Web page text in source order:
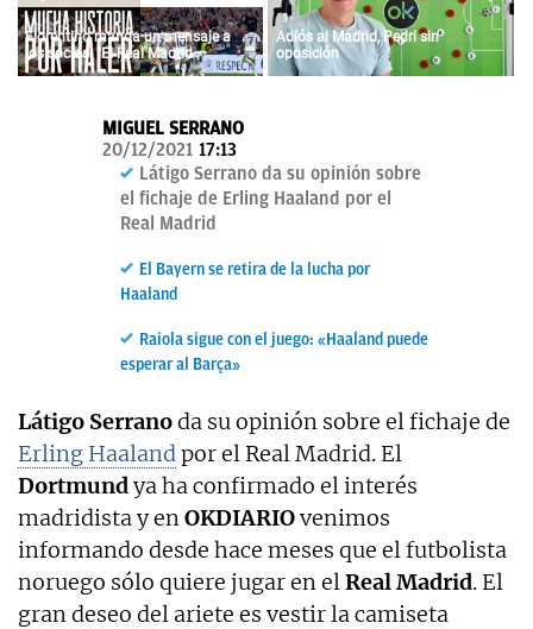
OKDIARIO
Florentino manda un mensaje a
los socios: "El Real Madrid
siempre fue vuestro y siempre lo
Adiós al Madrid, Pedri sin
oposición
MIGUEL SERRANO
20/12/2021 17:13
Látigo Serrano da su opinión sobre
el fichaje de Erling Haaland por el
Real Madrid
El Bayern se retira de la lucha por
Haaland
Raiola sigue con el juego: «Haaland puede
esperar al Barça»
Látigo Serranoda su opinión sobre el fichaje de
Erling Haalandpor el Real Madrid. El
Dortmundya ha confirmado el interés
madridista y enOKDIARIOvenimos
informando desde hace meses que el futbolista
noruego sólo quiere jugar en elReal Madrid. El
gran deseo del ariete es vestir la camiseta